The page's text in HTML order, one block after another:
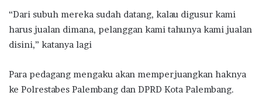
“Dari subuh mereka sudah datang, kalau digusur kami
harus jualan dimana, pelanggan kami tahunya kami jualan
disini,” katanya lagi
Para pedagang mengaku akan memperjuangkan haknya
ke Polrestabes Palembang dan DPRD Kota Palembang.